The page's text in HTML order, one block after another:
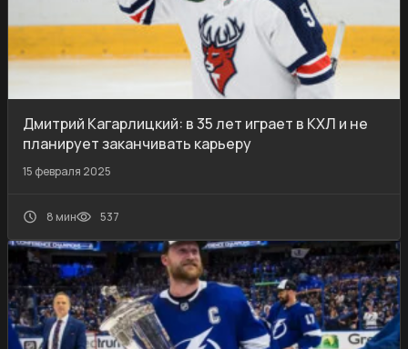
Дмитрий Кагарлицкий: в 35 лет играет в КХЛ и не
планирует заканчивать карьеру
15 февраля 2025
8 мин 537